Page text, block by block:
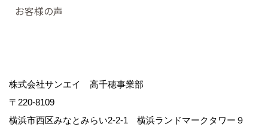
お客様の声
株式会社サンエイ 高千穂事業部
〒220-8109
横浜市西区みなとみらい2-2-1 横浜ランドマークタワー９